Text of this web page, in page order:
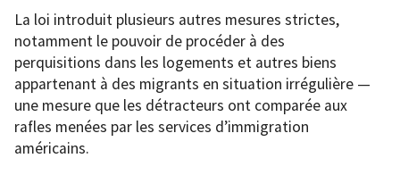
La loi introduit plusieurs autres mesures strictes,
notamment le pouvoir de procéder à des
perquisitions dans les logements et autres biens
appartenant à des migrants en situation irrégulière —
une mesure que les détracteurs ont comparée aux
rafles menées par les services d’immigration
américains.